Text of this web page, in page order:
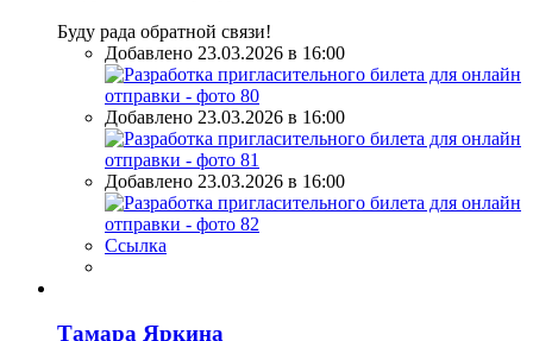
Буду рада обратной связи!
Добавлено 23.03.2026 в 16:00
Добавлено 23.03.2026 в 16:00
Добавлено 23.03.2026 в 16:00
Ссылка
Тамара Яркина